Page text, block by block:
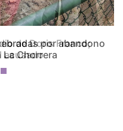
de Doris Franco;
acusado